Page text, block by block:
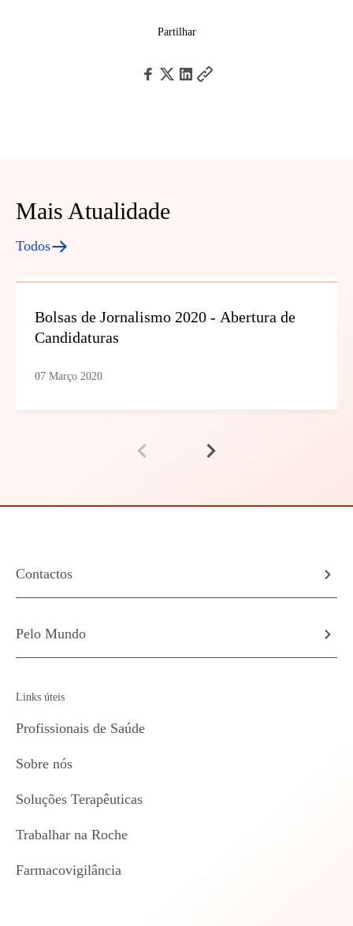
Partilhar
Mais Atualidade
Todos
Bolsas de Jornalismo 2020 - Abertura de
Candidaturas
07 Março 2020
Contactos
Pelo Mundo
Links úteis
Profissionais de Saúde
Sobre nós
Soluções Terapêuticas
Trabalhar na Roche
Farmacovigilância